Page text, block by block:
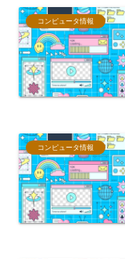
コンピュータ情報
コンピュータ情報